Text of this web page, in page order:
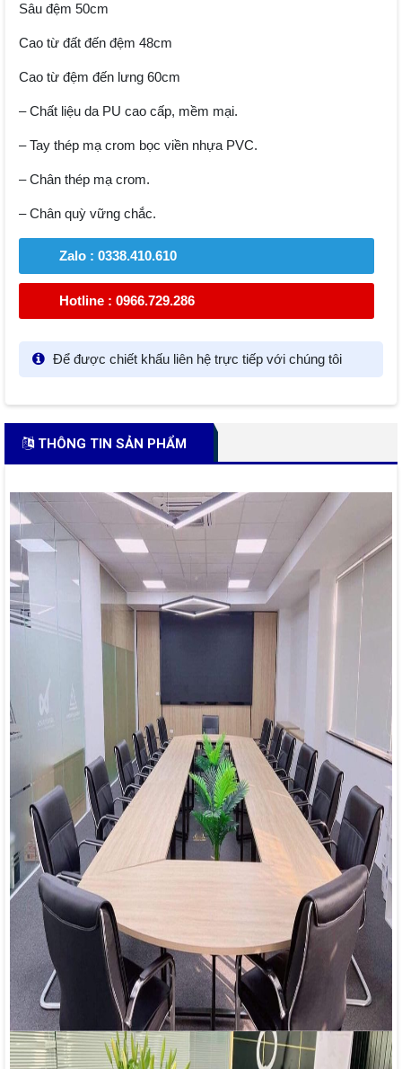
Sâu đệm 50cm
Cao từ đất đến đệm 48cm
Cao từ đệm đến lưng 60cm
– Chất liệu da PU cao cấp, mềm mại.
– Tay thép mạ crom bọc viền nhựa PVC.
– Chân thép mạ crom.
– Chân quỳ vững chắc.
Zalo : 0338.410.610
Hotline : 0966.729.286
Để được chiết khấu liên hệ trực tiếp với chúng tôi
THÔNG TIN SẢN PHẨM